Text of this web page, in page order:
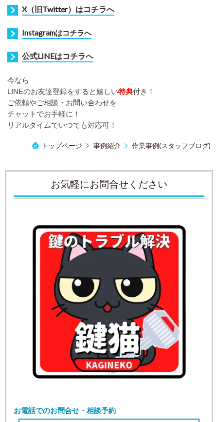
X（旧Twitter）はコチラへ
Instagramはコチラへ
公式LINEはコチラへ
今なら
LINEのお友達登録をすると嬉しい特典付き！
ご依頼やご相談・お問い合わせを
チャットでお手軽に！
リアルタイムでいつでも対応可！
トップページ 事例紹介 作業事例(スタッフブログ)
お気軽にお問合せください
お電話でのお問合せ・相談予約